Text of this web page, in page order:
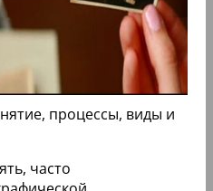
процессы, виды и
часто